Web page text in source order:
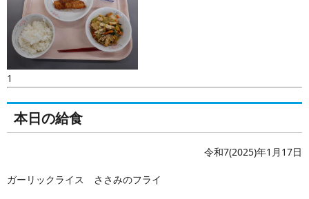
1
本日の給食
令和7(2025)年1月17日
ガーリックライス ささみのフライ